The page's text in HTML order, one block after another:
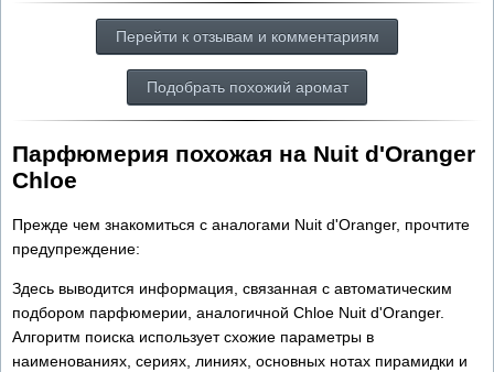
Перейти к отзывам и комментариям
Подобрать похожий аромат
Парфюмерия похожая на Nuit d'Oranger
Chloe
Прежде чем знакомиться с аналогами Nuit d'Oranger, прочтите
предупреждение:
Здесь выводится информация, связанная с автоматическим
подбором парфюмерии, аналогичной Chloe Nuit d'Oranger.
Алгоритм поиска использует схожие параметры в
наименованиях, сериях, линиях, основных нотах пирамидки и